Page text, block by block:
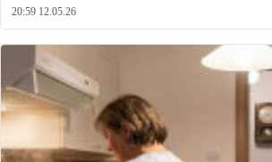
20:59 12.05.26